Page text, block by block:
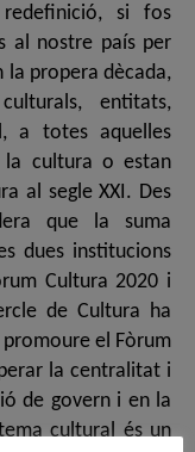
si fos
al nostre país per
la propera dècada,
entitats,
a totes aquelles
la cultura o estan
al segle XXI. Des
que la suma
dues institucions
Cultura 2020 i
de Cultura ha
el Fòrum
la centralitat i
de govern i en la
cultural és un